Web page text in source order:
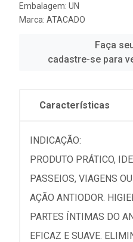
Embalagem: UN
Marca: ATACADO
Faça
cadastre-se para
Características
INDICAÇÃO:
PRODUTO PRÁTICO,
PASSEIOS, VIAGENS
AÇÃO ANTIODOR.
PARTES ÍNTIMAS DO
EFICAZ E SUAVE.